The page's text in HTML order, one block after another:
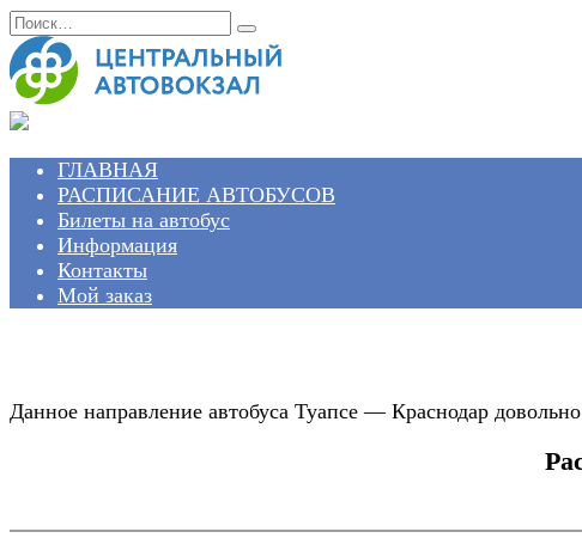
Перейти
к
содержанию
Search
for:
ГЛАВНАЯ
РАСПИСАНИЕ АВТОБУСОВ
Билеты на автобус
Информация
Контакты
Мой заказ
Данное направление автобуса Туапсе — Краснодар